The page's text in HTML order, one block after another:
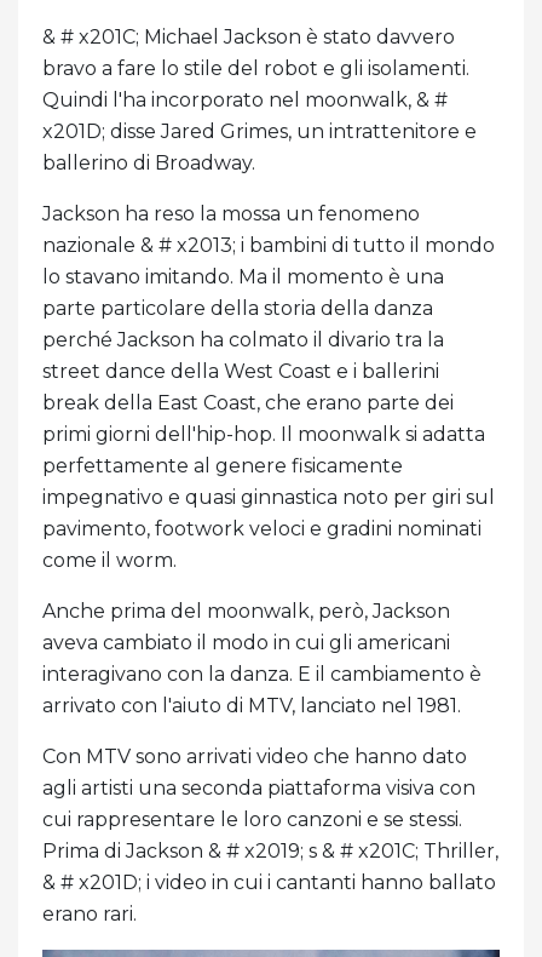
& # x201C; Michael Jackson è stato davvero
bravo a fare lo stile del robot e gli isolamenti.
Quindi l'ha incorporato nel moonwalk, & #
x201D; disse Jared Grimes, un intrattenitore e
ballerino di Broadway.
Jackson ha reso la mossa un fenomeno
nazionale & # x2013; i bambini di tutto il mondo
lo stavano imitando. Ma il momento è una
parte particolare della storia della danza
perché Jackson ha colmato il divario tra la
street dance della West Coast e i ballerini
break della East Coast, che erano parte dei
primi giorni dell'hip-hop. Il moonwalk si adatta
perfettamente al genere fisicamente
impegnativo e quasi ginnastica noto per giri sul
pavimento, footwork veloci e gradini nominati
come il worm.
Anche prima del moonwalk, però, Jackson
aveva cambiato il modo in cui gli americani
interagivano con la danza. E il cambiamento è
arrivato con l'aiuto di MTV, lanciato nel 1981.
Con MTV sono arrivati ​​video che hanno dato
agli artisti una seconda piattaforma visiva con
cui rappresentare le loro canzoni e se stessi.
Prima di Jackson & # x2019; s & # x201C; Thriller,
& # x201D; i video in cui i cantanti hanno ballato
erano rari.